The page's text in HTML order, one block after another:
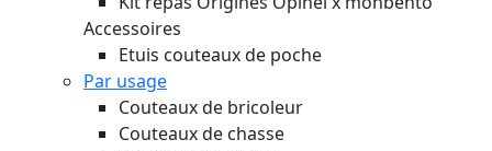
Accessoires
Etuis couteaux de poche
Par usage
Couteaux de bricoleur
Couteaux de chasse